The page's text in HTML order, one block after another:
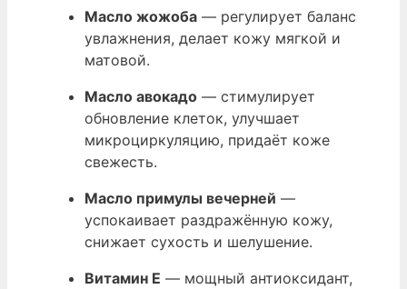
Масло жожоба — регулирует баланс
увлажнения, делает кожу мягкой и
матовой.
Масло авокадо — стимулирует
обновление клеток, улучшает
микроциркуляцию, придаёт коже
свежесть.
Масло примулы вечерней —
успокаивает раздражённую кожу,
снижает сухость и шелушение.
Витамин E — мощный антиоксидант,